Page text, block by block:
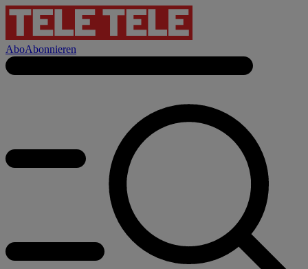
AboAbonnieren